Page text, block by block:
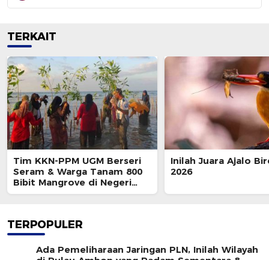
TERKAIT
Tim KKN-PPM UGM Berseri
Seram & Warga Tanam 800
Bibit Mangrove di Negeri
Wailulu
Inilah Juara Ajalo
2026
TERPOPULER
Ada Pemeliharaan Jaringan PLN, Inilah Wilayah